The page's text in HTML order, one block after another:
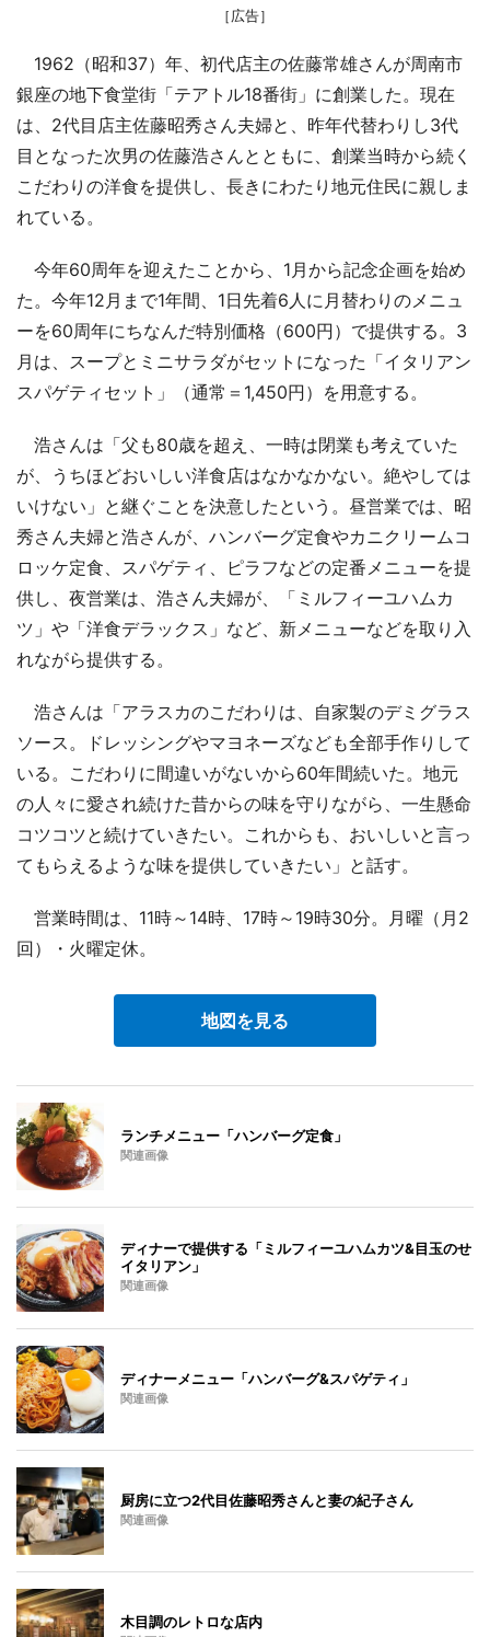
［広告］
1962（昭和37）年、初代店主の佐藤常雄さんが周南市
銀座の地下食堂街「テアトル18番街」に創業した。現在
は、2代目店主佐藤昭秀さん夫婦と、昨年代替わりし3代
目となった次男の佐藤浩さんとともに、創業当時から続く
こだわりの洋食を提供し、長きにわたり地元住民に親しま
れている。
今年60周年を迎えたことから、1月から記念企画を始め
た。今年12月まで1年間、1日先着6人に月替わりのメニュ
ーを60周年にちなんだ特別価格（600円）で提供する。3
月は、スープとミニサラダがセットになった「イタリアン
スパゲティセット」（通常＝1,450円）を用意する。
浩さんは「父も80歳を超え、一時は閉業も考えていた
が、うちほどおいしい洋食店はなかなかない。絶やしては
いけない」と継ぐことを決意したという。昼営業では、昭
秀さん夫婦と浩さんが、ハンバーグ定食やカニクリームコ
ロッケ定食、スパゲティ、ピラフなどの定番メニューを提
供し、夜営業は、浩さん夫婦が、「ミルフィーユハムカ
ツ」や「洋食デラックス」など、新メニューなどを取り入
れながら提供する。
浩さんは「アラスカのこだわりは、自家製のデミグラス
ソース。ドレッシングやマヨネーズなども全部手作りして
いる。こだわりに間違いがないから60年間続いた。地元
の人々に愛され続けた昔からの味を守りながら、一生懸命
コツコツと続けていきたい。これからも、おいしいと言っ
てもらえるような味を提供していきたい」と話す。
営業時間は、11時～14時、17時～19時30分。月曜（月2
回）・火曜定休。
地図を見る
ランチメニュー「ハンバーグ定食」
関連画像
ディナーで提供する「ミルフィーユハムカツ&目玉のせ
イタリアン」
関連画像
ディナーメニュー「ハンバーグ&スパゲティ」
関連画像
厨房に立つ2代目佐藤昭秀さんと妻の紀子さん
関連画像
木目調のレトロな店内